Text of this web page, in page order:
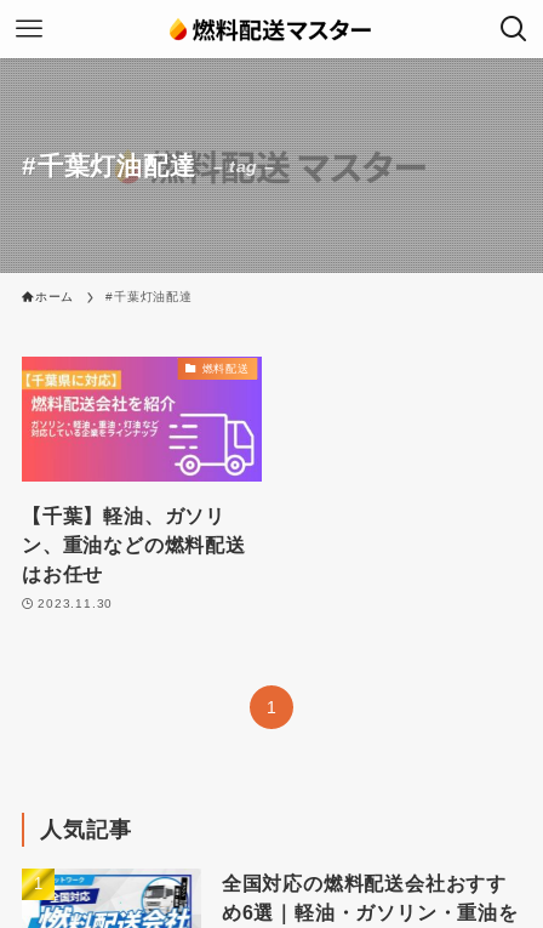
#千葉灯油配達 – tag –
ホーム #千葉灯油配達
燃料配送
【千葉】軽油、ガソリ
ン、重油などの燃料配送
はお任せ
2023.11.30
1
人気記事
全国対応の燃料配送会社おすす
め6選｜軽油・ガソリン・重油を